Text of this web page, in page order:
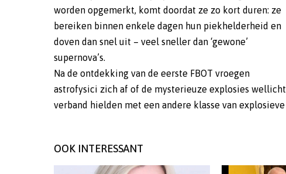
worden opgemerkt, komt doordat ze zo kort duren: ze
bereiken binnen enkele dagen hun piekhelderheid en
doven dan snel uit – veel sneller dan ‘gewone’
supernova’s.
Na de ontdekking van de eerste FBOT vroegen
astrofysici zich af of de mysterieuze explosies wellicht
verband hielden met een andere klasse van explosieve
OOK INTERESSANT